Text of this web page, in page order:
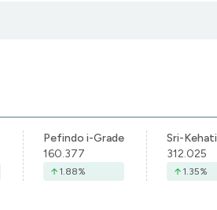
Pefindo i-Grade
160.377
1.88%
Sri-Kehati
312.025
1.35%